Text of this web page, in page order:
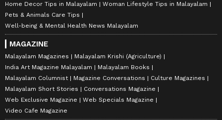
Home Decor Tips in Malayalam
Woman Lifestyle Tips in Malayalam
Pets & Animals Care Tips
Well-being & Mental Health News Malayalam
MAGAZINE
Malayalam Magazines
Malayalam Krishi (Agriculture)
India Art Magazine Malayalam
Malayalam Books
Malayalam Columnist
Magazine Conversations
Culture Magazines
Malayalam Short Stories
Conversations Magazine
Web Exclusive Magazine
Web Specials Magazine
Video Cafe Magazine